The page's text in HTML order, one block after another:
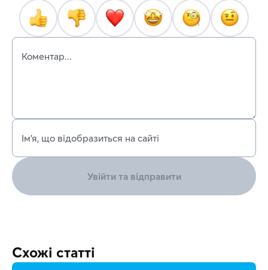
Коментар...
Ім’я, що відобразиться на сайті
Увійти та відправити
Схожі статті